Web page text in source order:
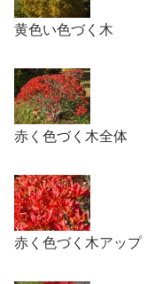
黄色い色づく木
赤く色づく木全体
赤く色づく木アップ